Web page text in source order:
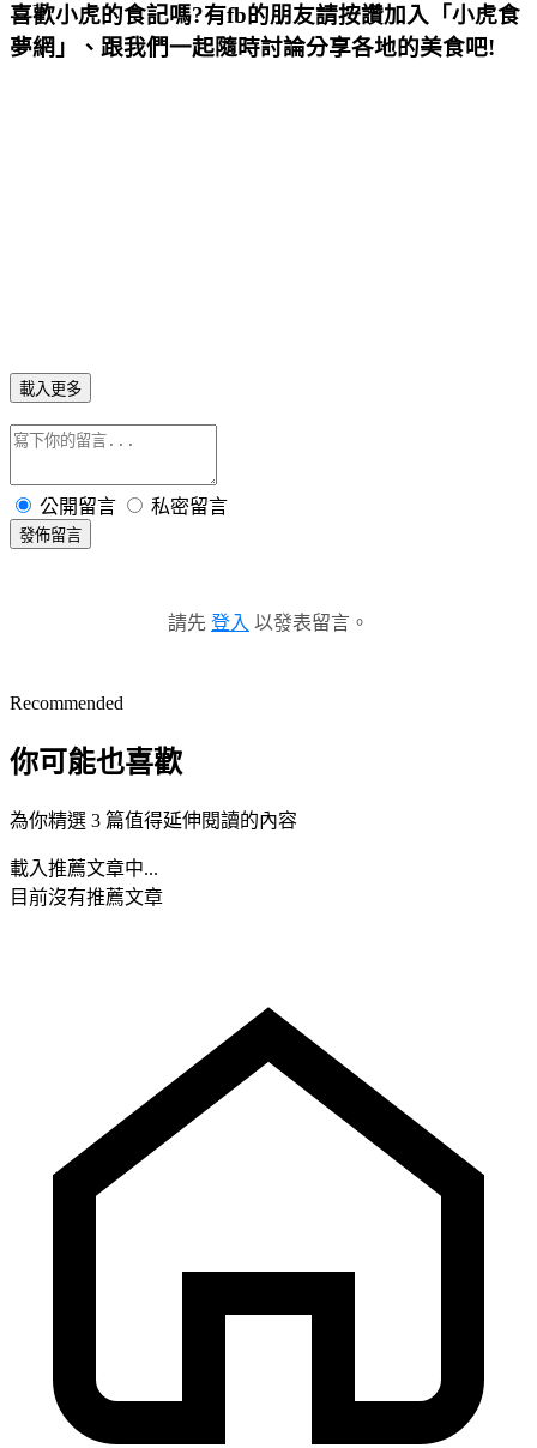
喜歡小虎的食記嗎?有fb的朋友請按讚加入「小虎食
夢網」、跟我們一起隨時討論分享各地的美食吧!
載入更多
公開留言 私密留言
發佈留言
請先 登入 以發表留言。
Recommended
你可能也喜歡
為你精選 3 篇值得延伸閱讀的內容
載入推薦文章中...
目前沒有推薦文章